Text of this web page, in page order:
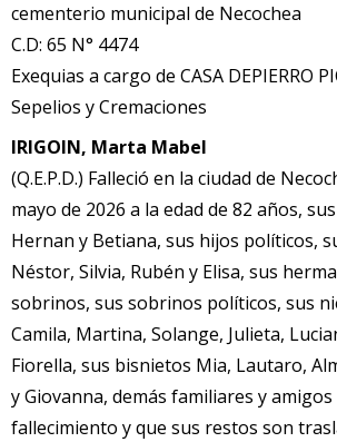
cementerio municipal de Necochea
C.D: 65 N° 4474
Exequias a cargo de CASA DEPIERRO
Sepelios y Cremaciones
IRIGOIN, Marta Mabel
(Q.E.P.D.) Falleció en la ciudad de
mayo de 2026 a la edad de 82 años,
Hernan y Betiana, sus hijos políticos,
Néstor, Silvia, Rubén y Elisa, sus
sobrinos, sus sobrinos políticos, sus
Camila, Martina, Solange, Julieta,
Fiorella, sus bisnietos Mia, Lautaro,
y Giovanna, demás familiares y
fallecimiento y que sus restos son